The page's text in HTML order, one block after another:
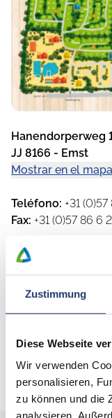
Zustimmung
Diese Webseite
Wir verwenden
personalisieren,
zu können und die
Hanendorperweg
JJ 8166 - Emst
Mostrar en el mapa
Teléfono: +31
Fax: +31 (0)57 86 6
Página web
E-mail
Abierto de
Estación de tren
Ciudad cercana: